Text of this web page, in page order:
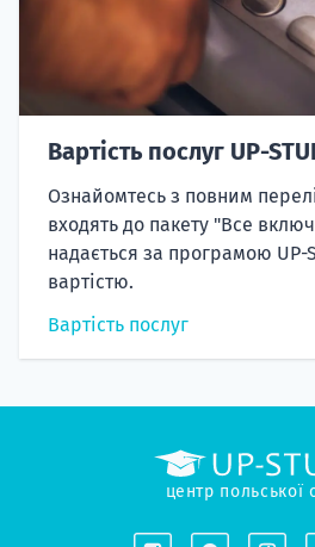
Вартість послуг UP-
Ознайомтесь з повним
входять до пакету "Все
надається за програмою UP-
вартістю.
Вартість послуг
центр польської